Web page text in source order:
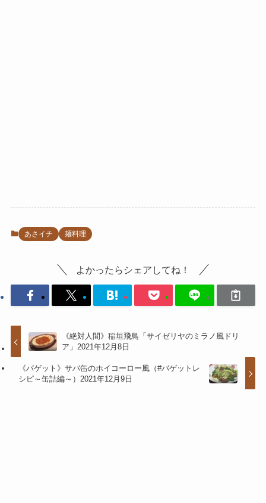
あさイチ 麺料理
よかったらシェアしてね！
《絶対人間》稲垣飛鳥「サイゼリヤのミラノ風ドリ
ア」2021年12月8日
《バゲット》サバ缶のホイコーロー風（#バゲットレ
シピ～缶詰編～）2021年12月9日